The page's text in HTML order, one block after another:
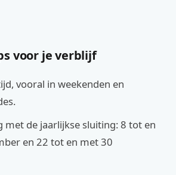
voor je verblijf
vooral in weekenden en
met de jaarlijkse sluiting: 8 tot en
en 22 tot en met 30